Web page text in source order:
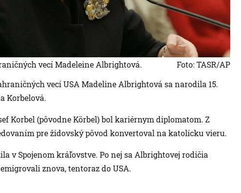
vecí Madeleine Albrightová.
Foto: TASR/AP
vecí USA Madeline Albrightová sa narodila 15.
Korbelová.
Korbel (pôvodne Körbel) bol kariérnym diplomatom. Z
pre židovský pôvod konvertoval na katolícku vieru.
v Spojenom kráľovstve. Po nej sa Albrightovej rodičia
znova, tentoraz do USA.